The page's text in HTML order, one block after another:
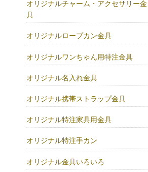
オリジナルチャーム・アクセサリー金
具
オリジナルロープカン金具
オリジナルワンちゃん用特注金具
オリジナル名入れ金具
オリジナル携帯ストラップ金具
オリジナル特注家具用金具
オリジナル特注手カン
オリジナル金具いろいろ